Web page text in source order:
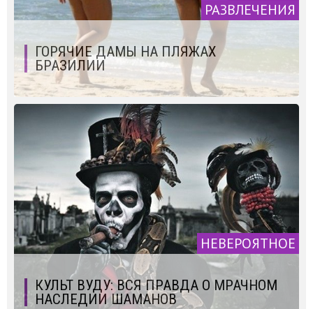
РАЗВЛЕЧЕНИЯ
ГОРЯЧИЕ ДАМЫ НА ПЛЯЖАХ
БРАЗИЛИИ
НЕВЕРОЯТНОЕ
КУЛЬТ ВУДУ: ВСЯ ПРАВДА О МРАЧНОМ
НАСЛЕДИИ ШАМАНОВ